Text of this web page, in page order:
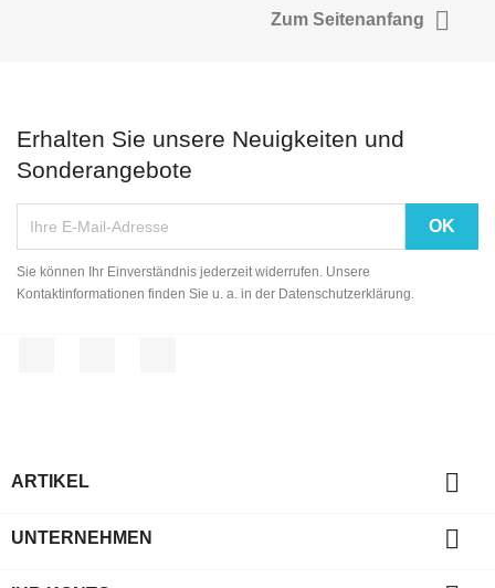
Zum Seitenanfang 
Erhalten Sie unsere Neuigkeiten und
Sonderangebote
Sie können Ihr Einverständnis jederzeit widerrufen. Unsere
Kontaktinformationen finden Sie u. a. in der Datenschutzerklärung.
ARTIKEL 
UNTERNEHMEN 